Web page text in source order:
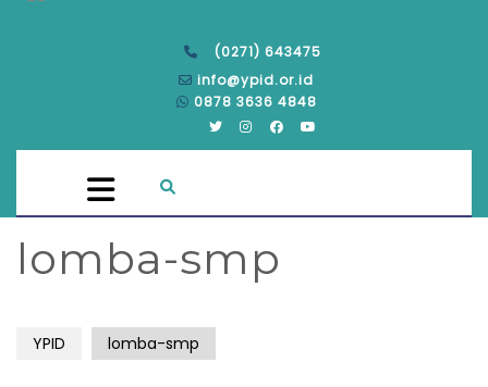
(0271) 643475
info@ypid.or.id
0878 3636 4848
lomba-smp
YPID lomba-smp